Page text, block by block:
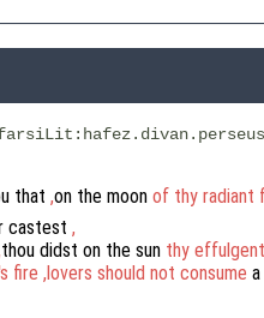
that ,on the moon of thy radiant
castest ,
thou didst on the sun thy effulgent
fire ,lovers should not consume a